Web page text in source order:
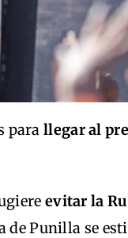
para llegar al
evitar la
Punilla se